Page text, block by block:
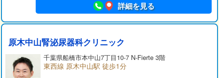
詳細を見る
原木中山腎泌尿器科クリニック
千葉県船橋市本中山7丁目10-7 N-Fierte 3階
東西線 原木中山駅 徒歩1分